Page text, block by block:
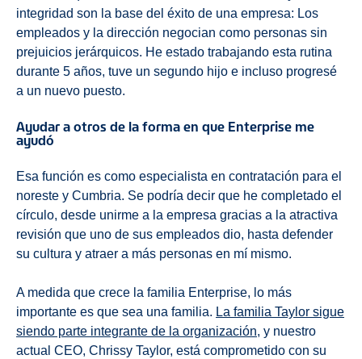
integridad son la base del éxito de una empresa: Los
empleados y la dirección negocian como personas sin
prejuicios jerárquicos. He estado trabajando esta rutina
durante 5 años, tuve un segundo hijo e incluso progresé
a un nuevo puesto.
Ayudar a otros de la forma en que Enterprise me
ayudó
Esa función es como especialista en contratación para el
noreste y Cumbria. Se podría decir que he completado el
círculo, desde unirme a la empresa gracias a la atractiva
revisión que uno de sus empleados dio, hasta defender
su cultura y atraer a más personas en mí mismo.
A medida que crece la familia Enterprise, lo más
importante es que sea una familia. La familia Taylor sigue
siendo parte integrante de la organización, y nuestro
actual CEO, Chrissy Taylor, está comprometido con su